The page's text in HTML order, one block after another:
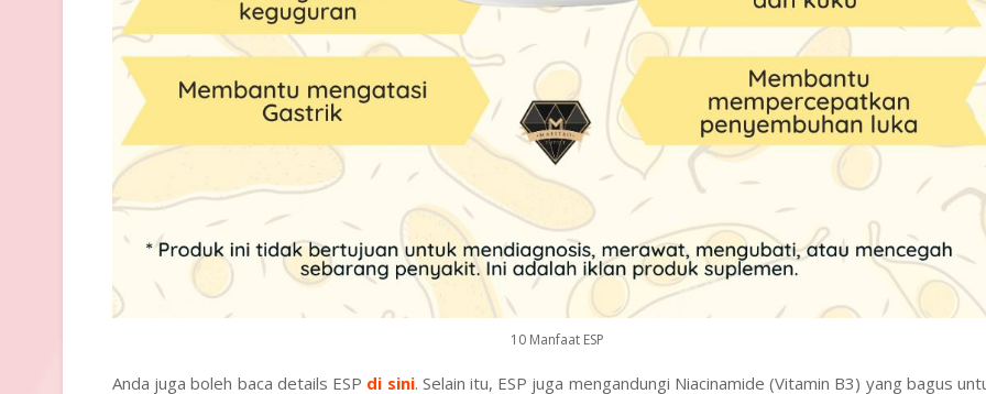
10 Manfaat ESP
Anda juga boleh baca details ESP di sini. Selain itu, ESP juga mengandungi Niacinamide (Vitamin B3) yang bagus